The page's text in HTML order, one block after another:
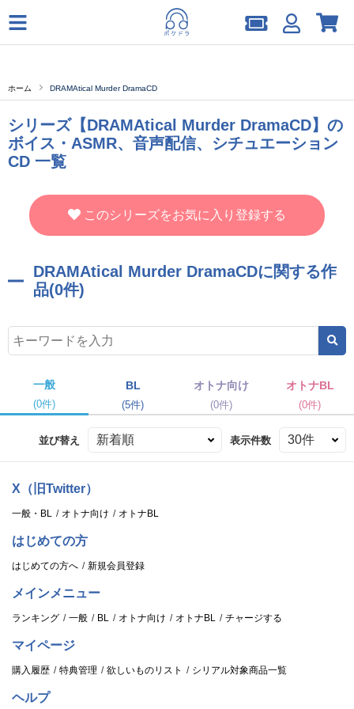
ホーム DRAMAtical Murder DramaCD
シリーズ【DRAMAtical Murder DramaCD】の
ボイス・ASMR、音声配信、シチュエーション
CD 一覧
このシリーズをお気に入り登録する
DRAMAtical Murder DramaCDに関する作
品(0件)
一般
(0件)
BL
(5件)
オトナ向け
(0件)
オトナBL
(0件)
並び替え 表示件数
X（旧Twitter）
一般・BL オトナ向け オトナBL
はじめての方
はじめての方へ 新規会員登録
メインメニュー
ランキング 一般 BL オトナ向け オトナBL チャージする
マイページ
購入履歴 特典管理 欲しいものリスト シリアル対象商品一覧
ヘルプ